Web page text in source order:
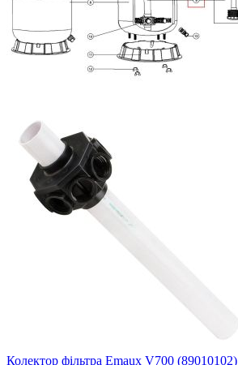
Колектор фільтра Emaux V700 (89010102)